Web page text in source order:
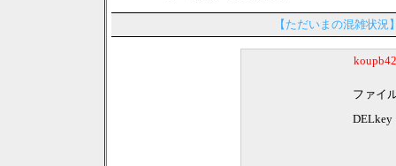
【ただいまの混雑状況
ファイ
DELkey